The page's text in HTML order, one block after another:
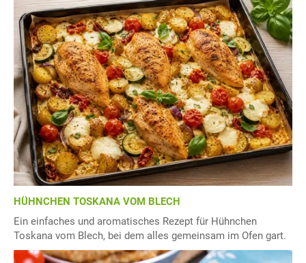
HÜHNCHEN TOSKANA VOM BLECH
Ein einfaches und aromatisches Rezept für Hühnchen
Toskana vom Blech, bei dem alles gemeinsam im Ofen gart.